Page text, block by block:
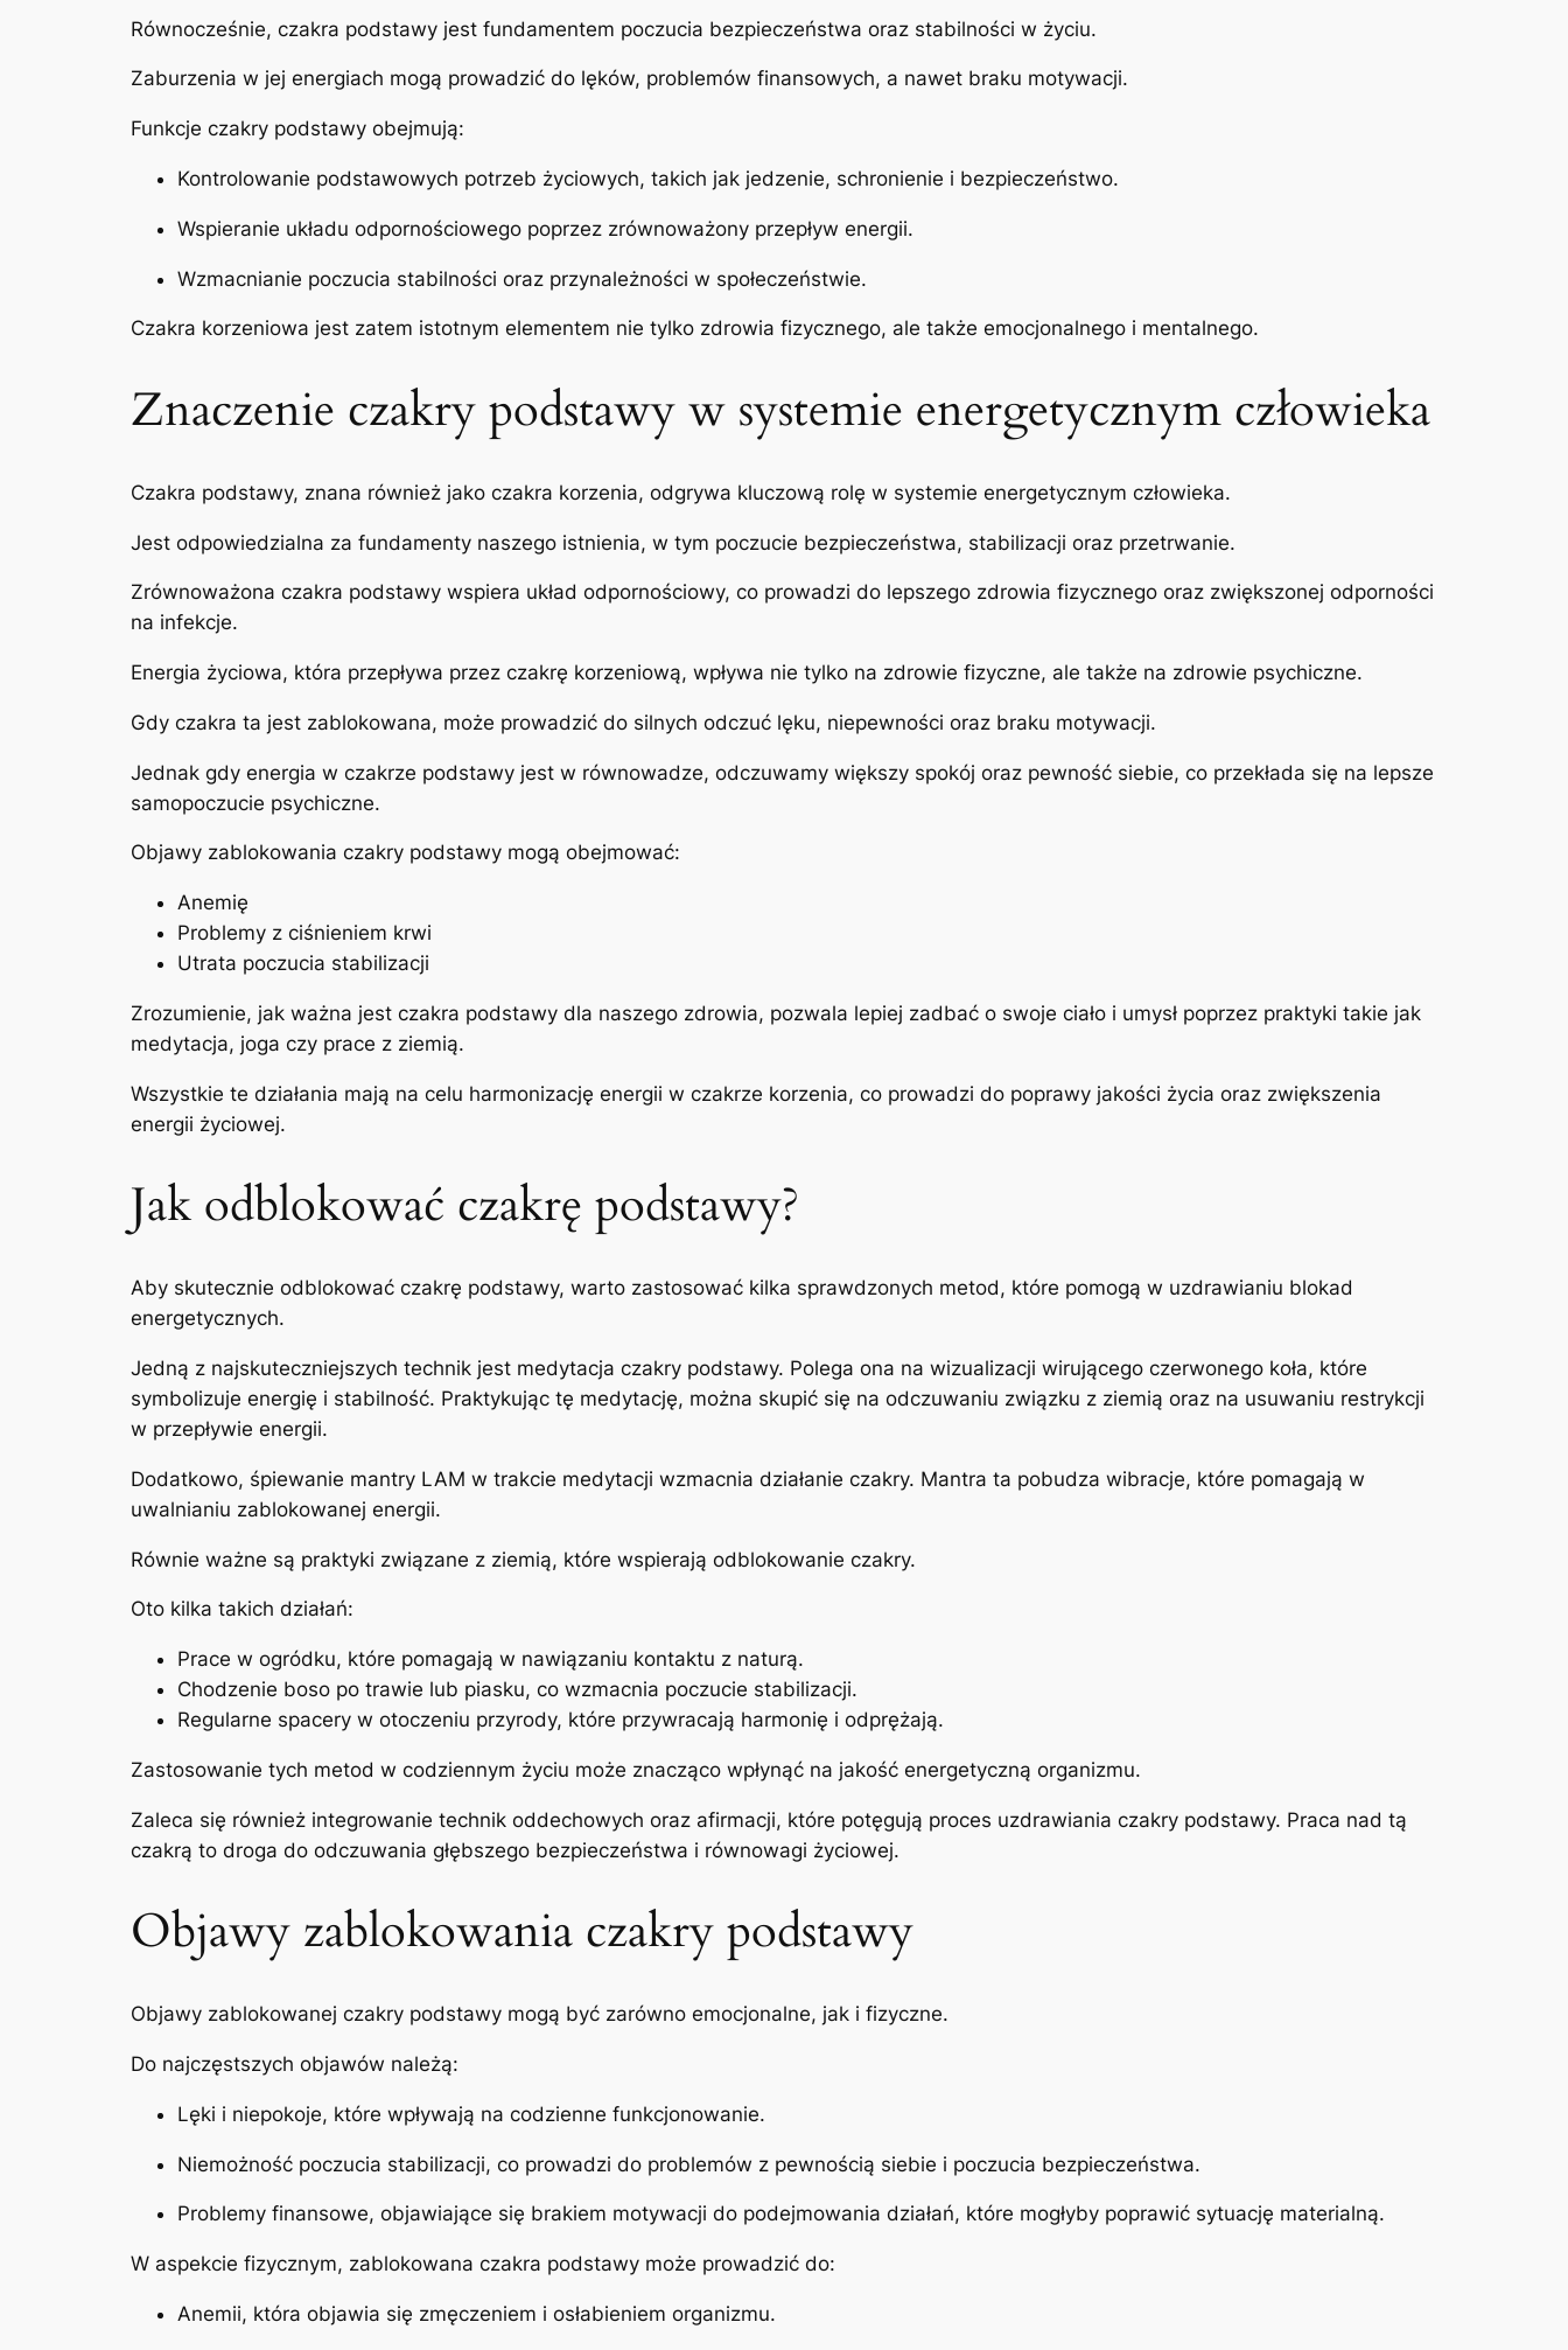
Równocześnie, czakra podstawy jest fundamentem poczucia bezpieczeństwa oraz stabilności w życiu.
Zaburzenia w jej energiach mogą prowadzić do lęków, problemów finansowych, a nawet braku motywacji.
Funkcje czakry podstawy obejmują:
Kontrolowanie podstawowych potrzeb życiowych, takich jak jedzenie, schronienie i bezpieczeństwo.
Wspieranie układu odpornościowego poprzez zrównoważony przepływ energii.
Wzmacnianie poczucia stabilności oraz przynależności w społeczeństwie.
Czakra korzeniowa jest zatem istotnym elementem nie tylko zdrowia fizycznego, ale także emocjonalnego i mentalnego.
Znaczenie czakry podstawy w systemie energetycznym człowieka
Czakra podstawy, znana również jako czakra korzenia, odgrywa kluczową rolę w systemie energetycznym człowieka.
Jest odpowiedzialna za fundamenty naszego istnienia, w tym poczucie bezpieczeństwa, stabilizacji oraz przetrwanie.
Zrównoważona czakra podstawy wspiera układ odpornościowy, co prowadzi do lepszego zdrowia fizycznego oraz zwiększonej odporności
na infekcje.
Energia życiowa, która przepływa przez czakrę korzeniową, wpływa nie tylko na zdrowie fizyczne, ale także na zdrowie psychiczne.
Gdy czakra ta jest zablokowana, może prowadzić do silnych odczuć lęku, niepewności oraz braku motywacji.
Jednak gdy energia w czakrze podstawy jest w równowadze, odczuwamy większy spokój oraz pewność siebie, co przekłada się na lepsze
samopoczucie psychiczne.
Objawy zablokowania czakry podstawy mogą obejmować:
Anemię
Problemy z ciśnieniem krwi
Utrata poczucia stabilizacji
Zrozumienie, jak ważna jest czakra podstawy dla naszego zdrowia, pozwala lepiej zadbać o swoje ciało i umysł poprzez praktyki takie jak
medytacja, joga czy prace z ziemią.
Wszystkie te działania mają na celu harmonizację energii w czakrze korzenia, co prowadzi do poprawy jakości życia oraz zwiększenia
energii życiowej.
Jak odblokować czakrę podstawy?
Aby skutecznie odblokować czakrę podstawy, warto zastosować kilka sprawdzonych metod, które pomogą w uzdrawianiu blokad
energetycznych.
Jedną z najskuteczniejszych technik jest medytacja czakry podstawy. Polega ona na wizualizacji wirującego czerwonego koła, które
symbolizuje energię i stabilność. Praktykując tę medytację, można skupić się na odczuwaniu związku z ziemią oraz na usuwaniu restrykcji
w przepływie energii.
Dodatkowo, śpiewanie mantry LAM w trakcie medytacji wzmacnia działanie czakry. Mantra ta pobudza wibracje, które pomagają w
uwalnianiu zablokowanej energii.
Równie ważne są praktyki związane z ziemią, które wspierają odblokowanie czakry.
Oto kilka takich działań:
Prace w ogródku, które pomagają w nawiązaniu kontaktu z naturą.
Chodzenie boso po trawie lub piasku, co wzmacnia poczucie stabilizacji.
Regularne spacery w otoczeniu przyrody, które przywracają harmonię i odprężają.
Zastosowanie tych metod w codziennym życiu może znacząco wpłynąć na jakość energetyczną organizmu.
Zaleca się również integrowanie technik oddechowych oraz afirmacji, które potęgują proces uzdrawiania czakry podstawy. Praca nad tą
czakrą to droga do odczuwania głębszego bezpieczeństwa i równowagi życiowej.
Objawy zablokowania czakry podstawy
Objawy zablokowanej czakry podstawy mogą być zarówno emocjonalne, jak i fizyczne.
Do najczęstszych objawów należą:
Lęki i niepokoje, które wpływają na codzienne funkcjonowanie.
Niemożność poczucia stabilizacji, co prowadzi do problemów z pewnością siebie i poczucia bezpieczeństwa.
Problemy finansowe, objawiające się brakiem motywacji do podejmowania działań, które mogłyby poprawić sytuację materialną.
W aspekcie fizycznym, zablokowana czakra podstawy może prowadzić do:
Anemii, która objawia się zmęczeniem i osłabieniem organizmu.